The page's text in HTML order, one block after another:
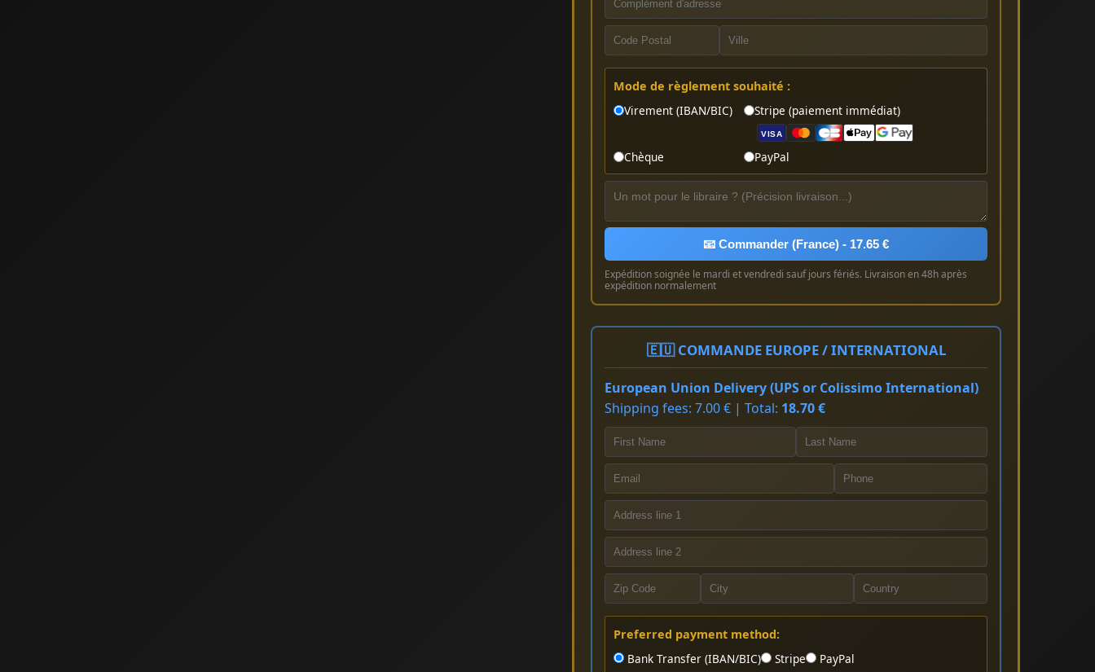
Mode de règlement souhaité :
Virement (IBAN/BIC)
Stripe (paiement immédiat)
VISA
Chèque PayPal
📧 Commander (France) - 17.65 €
Expédition soignée le mardi et vendredi sauf jours fériés. Livraison en 48h après
expédition normalement
🇪🇺 COMMANDE EUROPE / INTERNATIONAL
European Union Delivery (UPS or Colissimo International)
Shipping fees: 7.00 € | Total: 18.70 €
Preferred payment method:
Bank Transfer (IBAN/BIC)
Stripe PayPal